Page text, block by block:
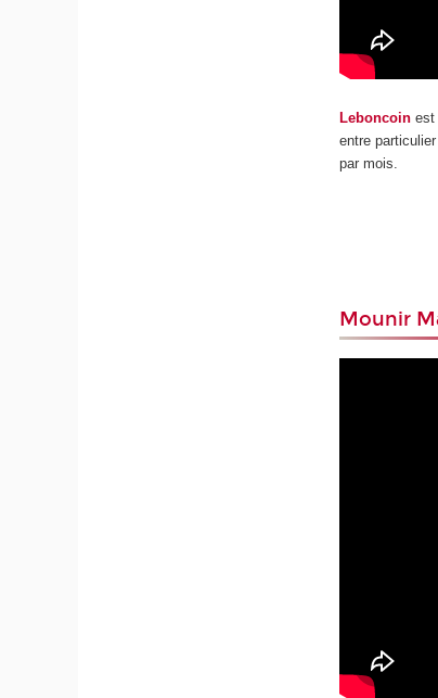
Leboncoin est
entre
par mois.
Mounir